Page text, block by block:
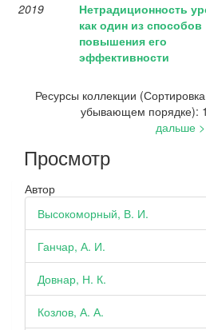
2019
Нетрадиционность
как один из способов
повышения его
эффективности
Ресурсы коллекции
убывающем порядке):
дальше >
Просмотр
Автор
Высокоморный, В. И.
Ганчар, А. И.
Довнар, Н. К.
Козлов, А. А.